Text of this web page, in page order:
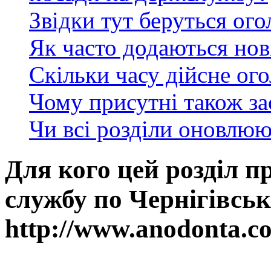
Звідки тут беруться
Як часто додаються
Скільки часу дійсне
Чому присутні також
Чи всі розділи
Для кого цей розділ
службу по
http://